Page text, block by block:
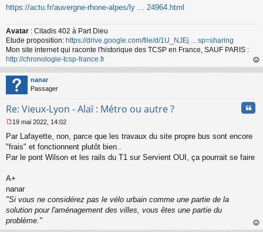
https://actu.fr/auvergne-rhone-alpes/ly ... 24964.html
Avatar : Citadis 402 à Part Dieu
Etude proposition: https://drive.google.com/file/d/1U_NJEj ... sp=sharing
Mon site internet qui raconte l'historique des TCSP en France, SAUF PARIS :
http://chronologie-tcsp-france.fr
au
nanar
Passager
Re: Vieux-Lyon - Alaï : Métro ou autre ?
e
s
s
e
n
o
n
u
19 mai 2022, 14:02
Par Lafayette, non, parce que les travaux du site propre bus sont encore
"frais" et fonctionnent plutôt bien..
Par le pont Wilson et les rails du T1 sur Servient OUI, ça pourrait se faire
A+
nanar
"Si vous ne considérez pas le vélo urbain comme une partie de la
solution pour l'aménagement des villes, vous êtes une partie du
problème."